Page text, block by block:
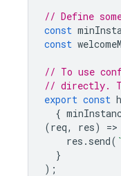
// Define
const
const
// To use
// directly.
export const
{
(req, res) =>
res . send( `
}
);